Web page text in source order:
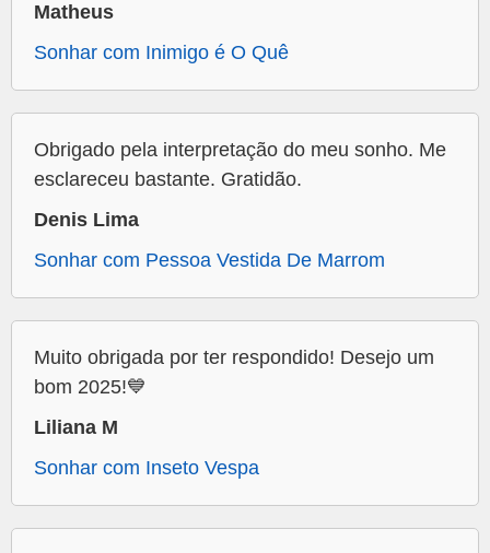
Matheus
Sonhar com Inimigo é O Quê
Obrigado pela interpretação do meu sonho. Me
esclareceu bastante. Gratidão.
Denis Lima
Sonhar com Pessoa Vestida De Marrom
Muito obrigada por ter respondido! Desejo um
bom 2025!💙
Liliana M
Sonhar com Inseto Vespa